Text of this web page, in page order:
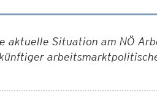
aktuelle Situation am NÖ